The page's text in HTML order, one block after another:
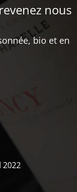
nous
bio et en
2022